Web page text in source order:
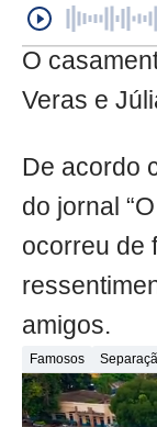
O
Veras e
De acordo
do jornal
ocorreu de
amigos.
Famosos